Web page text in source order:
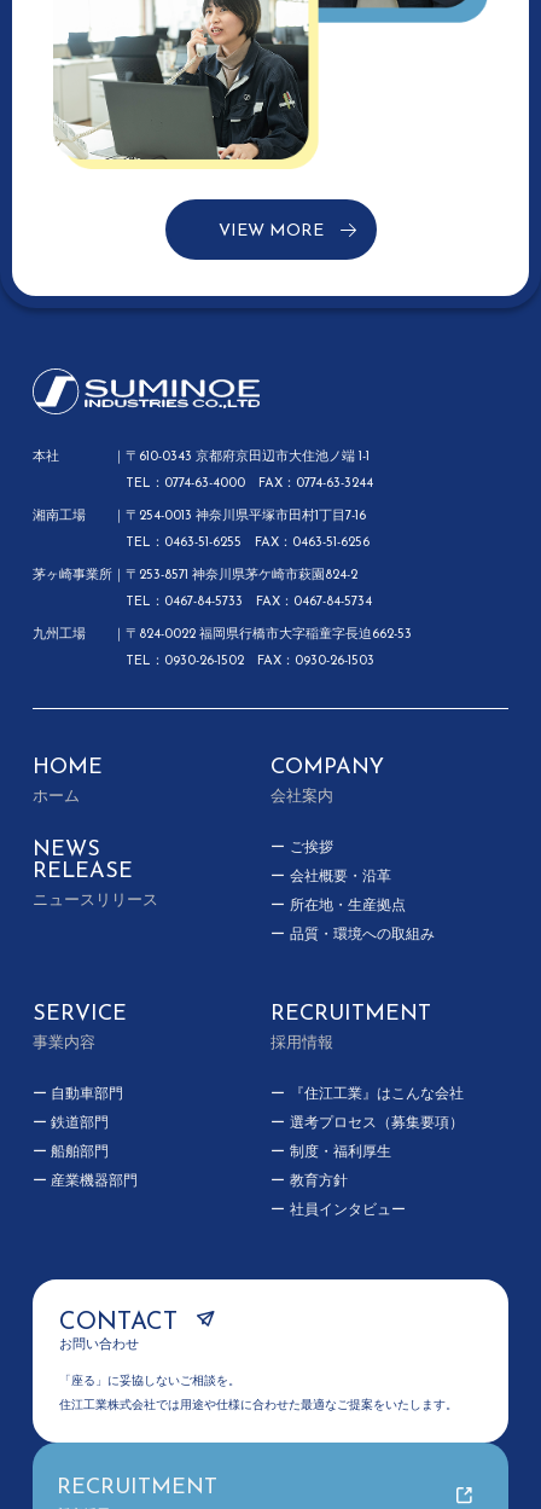
VIEW MORE
本社
〒610-0343 京都府京田辺市大住池ノ端 1-1
TEL：0774-63-4000 FAX：0774-63-3244
湘南工場
〒254-0013 神奈川県平塚市田村1丁目7-16
TEL：0463-51-6255 FAX：0463-51-6256
茅ヶ崎事業所
〒253-8571 神奈川県茅ケ崎市萩園824-2
TEL：0467-84-5733 FAX：0467-84-5734
九州工場
〒824-0022 福岡県行橋市大字稲童字長迫662-53
TEL：0930-26-1502 FAX：0930-26-1503
HOME
ホーム
NEWS
RELEASE
ニュースリリース
COMPANY
会社案内
ご挨拶
会社概要・沿革
所在地・生産拠点
品質・環境への取組み
SERVICE
事業内容
自動車部門
鉄道部門
船舶部門
産業機器部門
RECRUITMENT
採用情報
『住江工業』はこんな会社
選考プロセス（募集要項）
制度・福利厚生
教育方針
社員インタビュー
CONTACT
お問い合わせ
「座る」に妥協しないご相談を。
住江工業株式会社では用途や仕様に合わせた最適なご提案をいたします。
RECRUITMENT